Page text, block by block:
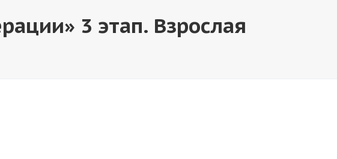
3 этап. Взрослая